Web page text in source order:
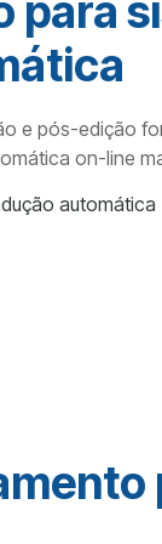
para
e pós-edição
on-line
automática